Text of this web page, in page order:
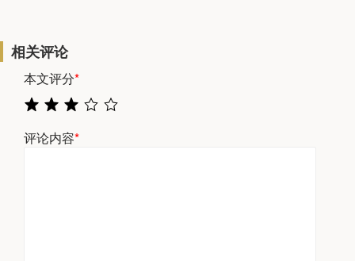
相关评论
本文评分*
评论内容*